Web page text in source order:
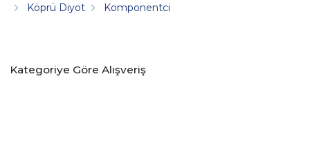
Köprü Diyot
Komponentci
Kategoriye Göre Alışveriş